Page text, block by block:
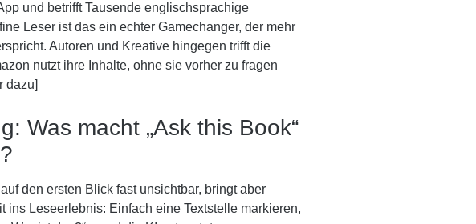
und betrifft Tausende englischsprachige
Leser ist das ein echter Gamechanger, der mehr
Autoren und Kreative hingegen trifft die
nutzt ihre Inhalte, ohne sie vorher zu fragen
dazu]
Was macht „Ask this Book“
den ersten Blick fast unsichtbar, bringt aber
ins Leseerlebnis: Einfach eine Textstelle markieren,